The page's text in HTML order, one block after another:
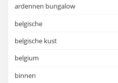
ardennen bungalow
belgische
belgische kust
belgium
binnen